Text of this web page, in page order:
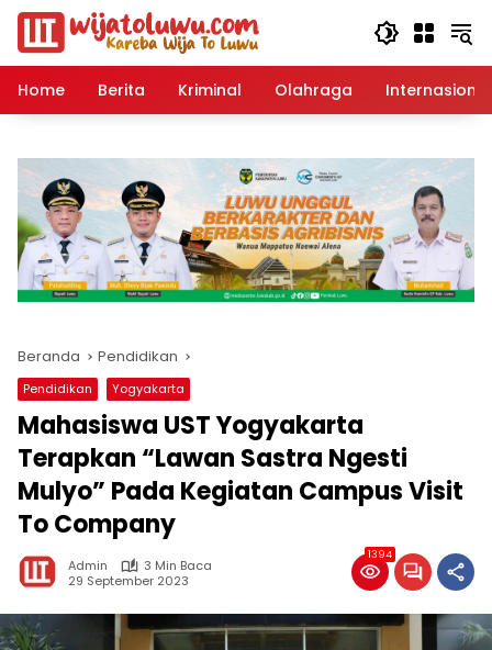
Langsung
konten
Home
Berita Kriminal Olahraga Internasional
Beranda Pendidikan
Pendidikan Yogyakarta
Mahasiswa UST Yogyakarta
Terapkan “Lawan Sastra Ngesti
Mulyo” Pada Kegiatan Campus Visit
To Company
Admin
3 Min Baca
29 September 2023
1394